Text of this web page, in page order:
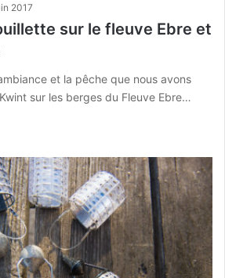
2017
sur le fleuve Ebre et
et la pêche que nous avons
sur les berges du Fleuve Ebre…